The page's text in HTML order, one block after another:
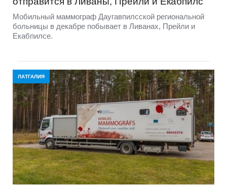
Мобильный маммограф Даугавпилсской региональной
больницы в декабре побывает в Ливанах, Прейли и
Екабпилсе.
ЛАТГАЛИЯ